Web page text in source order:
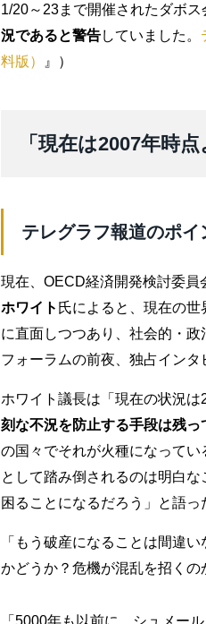
1/20～23まで開催されたダボス
況であると警告していました。
料版）
』）
「現在は2007年時
テレグラフ報道のポイ
現在、OECD経済開発検討委員
ホワイト 氏によると、現在の
に直面しつつあり、社会的・
フォーラムの前夜、独占インタ
ホワイト議長は「現在の状況は
刻な不況を防止する手段は残っ
の国々でそれが火種になって
として踏み倒されるのは明白
困ることになるだろう」と語っ
「もう破産になることは間違
かどうか？危機が混乱を招くの
「5000年も以前に、シュメー